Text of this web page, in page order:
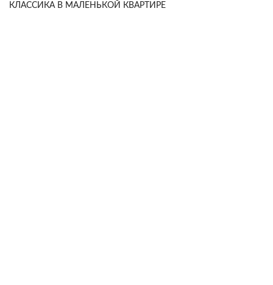
КЛАССИКА В МАЛЕНЬКОЙ КВАРТИРЕ